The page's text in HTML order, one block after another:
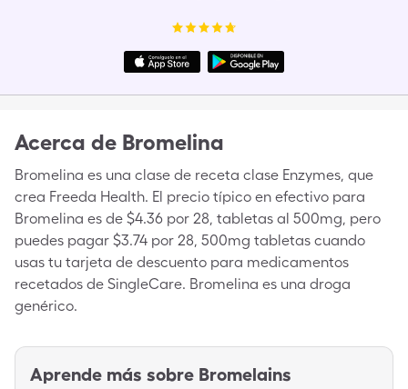
Acerca de Bromelina
Bromelina es una clase de receta clase Enzymes, que
crea Freeda Health. El precio típico en efectivo para
Bromelina es de $4.36 por 28, tabletas al 500mg, pero
puedes pagar $3.74 por 28, 500mg tabletas cuando
usas tu tarjeta de descuento para medicamentos
recetados de SingleCare. Bromelina es una droga
genérico.
Aprende más sobre Bromelains